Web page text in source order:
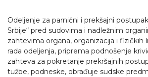
Odeljenje za parnični i prekšajni
Srbije“ pred sudovima i nadležnim
zahtevima organa, organizacija i fizičkih
rada odeljenja, priprema podnošenje
zahteva za pokretanje prekršajnih
tužbe, podneske, obrađuje sudske